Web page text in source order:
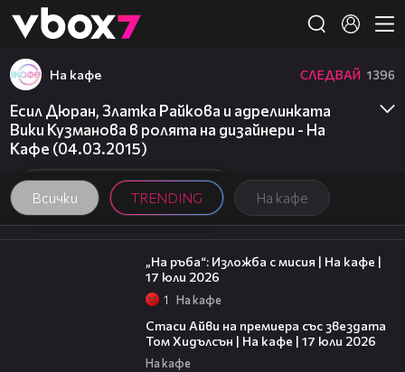
👾
Всички TRENDING На кафе
На кафе СЛЕДВАЙ 1396
Есил Дюран, Златка Райкова и адрелинката
Вики Кузманова в ролята на дизайнери - На
Кафе (04.03.2015)
09:09
„На ръба“: Изложба с мисия | На кафе |
17 юли 2026
1 На кафе
Стаси Айви на премиера със звездата
Том Хидълсън | На кафе | 17 юли 2026
На кафе